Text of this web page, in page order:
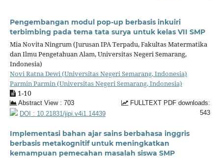
Pengembangan modul pop-up berbasis inkuiri
terbimbing pada tema tata surya untuk kelas VII SMP
Mia Novita Ningrum (Jurusan IPA Terpadu, Fakultas Matermatika
dan Ilmu Pengetahuan Alam, Universitas Negeri Semarang,
Indonesia)
Novi Ratna Dewi (Universitas Negeri Semarang, Indonesia)
Parmin Parmin (Universitas Negeri Semarang, Indonesia)
1-10
Abstract View : 703
FULLTEXT PDF downloads:
543
DOI : 10.21831/jipi.v4i1.14439
Implementasi bahan ajar sains berbahasa inggris
berbasis metakognitif untuk meningkatkan
kemampuan pemecahan masalah siswa SMP